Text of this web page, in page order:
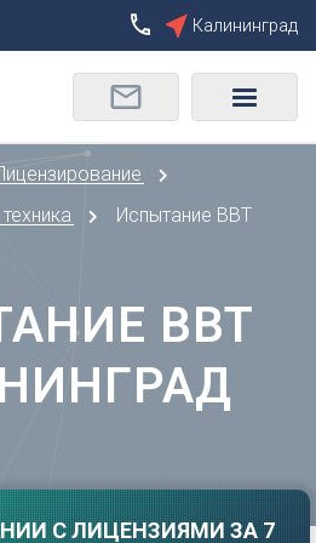
Сбросить
О
Орел
Оренбург
Пермь
Р
Ростов-на-Дону
Самара
Саранск
Калининград
Испытание ВВТ
ВВТ
С ЛИЦЕНЗИЯМИ ЗА 7